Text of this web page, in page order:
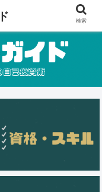
検索